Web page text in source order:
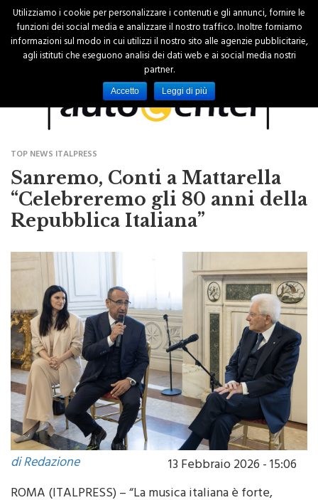
TOP NEWS ITALPRESS
Sanremo, Conti a Mattarella
“Celebreremo gli 80 anni della
di Redazione
13 Febbraio 2026 - 15:06
Utilizziamo i cookie per personalizzare i contenuti e gli annunci, fornire le
funzioni dei social media e analizzare il nostro traffico. Inoltre forniamo
informazioni sul modo in cui utilizzi il nostro sito alle agenzie pubblicitarie,
agli istituti che eseguono analisi dei dati web e ai social media nostri
partner.
Accetto Leggi di più